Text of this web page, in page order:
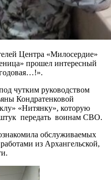
Центра «Милосердие»
прошел интересный
чутким руководством
Кондратенковой
«Нитянку», которую
штук передать воинам СВО.
обслуживаемых
из Архангельской,